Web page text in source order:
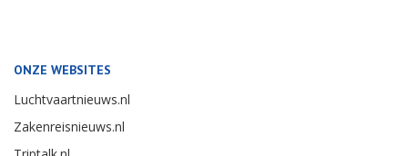
ONZE WEBSITES
Luchtvaartnieuws.nl
Zakenreisnieuws.nl